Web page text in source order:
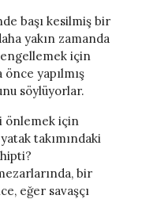
başı kesilmiş bir
yakın zamanda
için
yapılmış
söylüyorlar.
önlemek için
takımındaki
bir
eğer savaşçı